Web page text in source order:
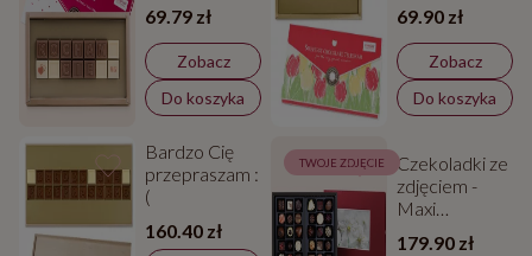
69.79 zł
Zobacz
Do koszyka
69.90 zł
Zobacz
Do koszyka
Bardzo Cię
przepraszam :
(
160.40 zł
TWOJE ZDJĘCIE
Czekoladki ze
zdjęciem -
Maxi
czerwony
179.90 zł